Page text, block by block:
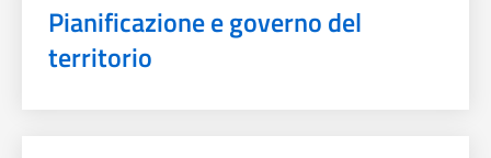
Pianificazione e governo del
territorio